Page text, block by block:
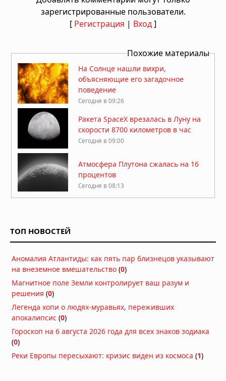
зарегистрированные пользователи.
[ Регистрация | Вход]
Похожие материалы
На Солнце нашли вихри,
объясняющие его загадочное
поведение
Сегодня в 09:26
Ракета SpaceX врезалась в Луну на
скорости 8700 километров в час
Сегодня в 09:00
Атмосфера Плутона сжалась на 16
процентов
Сегодня в 08:13
Астероиды: не хаос, а порядок,
выстроенный за миллиарды лет
04.08.2026 в 10:30
атмосферы: физический механизм
раскрыт
Марсоход обнаружил загадочное
на Марсе
ТОП НОВОСТЕЙ
Аномалия Атлантиды: как пять пар близнецов указывают
на внеземное вмешательство (0)
Магнитное поле Земли контролирует ваш разум и
решения (0)
Легенда хопи о людях-муравьях, переживших
апокалипсис (0)
Гороскоп на 6 августа 2026 года для всех знаков зодиака
(0)
Реки Европы пересыхают: кризис виден из космоса (1)